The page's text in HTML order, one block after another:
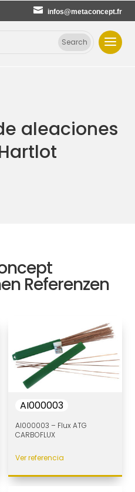
infos@metaconcept.fr
aleaciones
Referenzen
AI000003
AI000003 – Flux ATG
CARBOFLUX
Ver referencia